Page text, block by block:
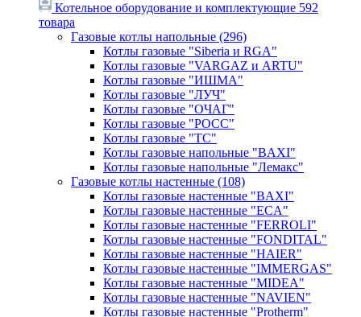
Котельное оборудование и комплектующие 592
товара
Газовые котлы напольные (296)
Котлы газовые "Siberia и RGA"
Котлы газовые "VARGAZ и ARTU"
Котлы газовые "ИШМА"
Котлы газовые "ЛУЧ"
Котлы газовые "ОЧАГ"
Котлы газовые "РОСС"
Котлы газовые "ТС"
Котлы газовые напольные "BAXI"
Котлы газовые напольные "Лемакс"
Газовые котлы настенные (108)
Котлы газовые настенные "BAXI"
Котлы газовые настенные "ECA"
Котлы газовые настенные "FERROLI"
Котлы газовые настенные "FONDITAL"
Котлы газовые настенные "HAIER"
Котлы газовые настенные "IMMERGAS"
Котлы газовые настенные "MIDEA"
Котлы газовые настенные "NAVIEN"
Котлы газовые настенные "Protherm"